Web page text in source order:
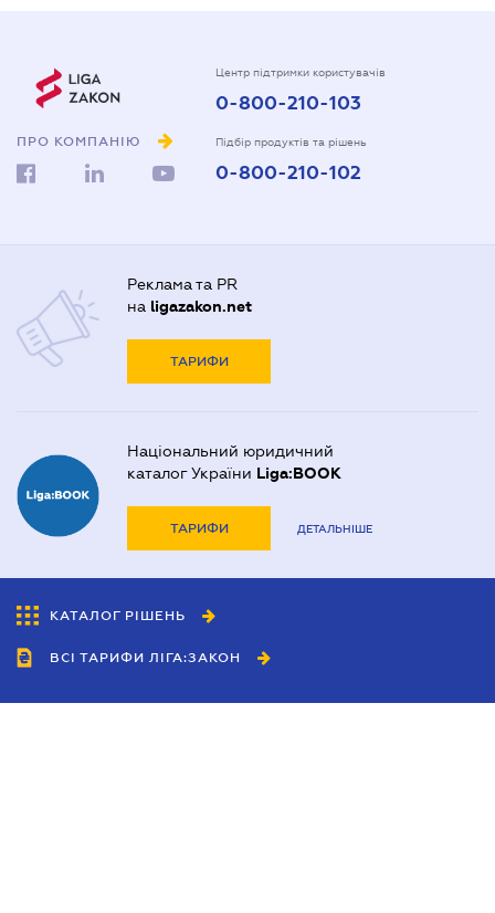
ПРО КОМПАНІЮ
Центр підтримки користувачів
0-800-210-103
Підбір продуктів та рішень
0-800-210-102
Реклама та PR
на ligazakon.net
ТАРИФИ
Національний юридичний
каталог України Liga:BOOK
ТАРИФИ ДЕТАЛЬНІШЕ
КАТАЛОГ РІШЕНЬ
ВСІ ТАРИФИ ЛІГА:ЗАКОН